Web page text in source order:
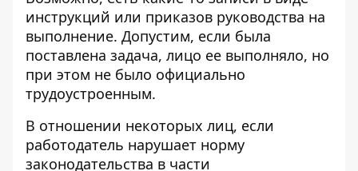
инструкций или приказов руководства на
выполнение. Допустим, если была
поставлена задача, лицо ее выполняло, но
при этом не было официально
трудоустроенным.
В отношении некоторых лиц, если
работодатель нарушает норму
законодательства в части